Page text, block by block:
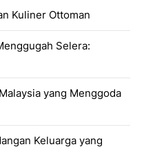
Kuliner Ottoman
Selera:
yang Menggoda
Keluarga yang